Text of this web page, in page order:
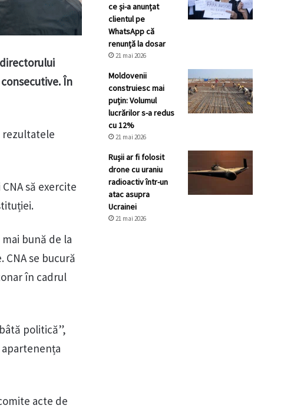
În
rezultatele
să exercite
bună de la
se bucură
în cadrul
politică”,
acte de
ce și-a anunțat
clientul pe
WhatsApp că
renunță la dosar
21 mai 2026
Moldovenii
construiesc mai
puțin: Volumul
lucrărilor s-a redus
cu 12%
21 mai 2026
Rușii ar fi folosit
drone cu uraniu
radioactiv într-un
atac asupra
Ucrainei
21 mai 2026